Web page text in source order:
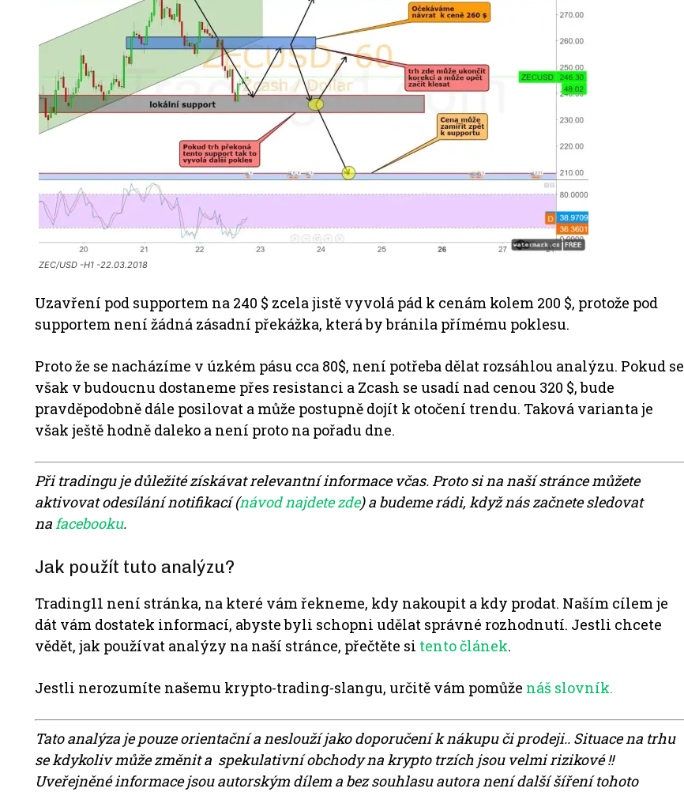
ZEC/USD -H1 -22.03.2018
Uzavření pod supportem na 240 $ zcela jistě vyvolá pád k cenám kolem 200 $, protože pod
supportem není žádná zásadní překážka, která by bránila přímému poklesu.
Proto že se nacházíme v úzkém pásu cca 80$, není potřeba dělat rozsáhlou analýzu. Pokud se
však v budoucnu dostaneme přes resistanci a Zcash se usadí nad cenou 320 $, bude
pravděpodobně dále posilovat a může postupně dojít k otočení trendu. Taková varianta je
však ještě hodně daleko a není proto na pořadu dne.
Při tradingu je důležité získávat relevantní informace včas. Proto si na naší stránce můžete
aktivovat odesílání notifikací (návod najdete zde) a budeme rádi, když nás začnete sledovat
nafacebooku.
Jak použít tuto analýzu?
Trading11 není stránka, na které vám řekneme, kdy nakoupit a kdy prodat. Naším cílem je
dát vám dostatek informací, abyste byli schopni udělat správné rozhodnutí. Jestli chcete
vědět, jak používat analýzy na naší stránce, přečtěte si tento článek.
Jestli nerozumíte našemu krypto-trading-slangu, určitě vám pomůže náš slovník.
Tato analýza je pouze orientační a neslouží jako doporučení k nákupu či prodeji.. Situace na trhu
se kdykoliv může změnit a spekulativní obchody na krypto trzích jsou velmi rizikové !!
Uveřejněné informace jsou autorským dílem a bez souhlasu autora není další šíření tohoto